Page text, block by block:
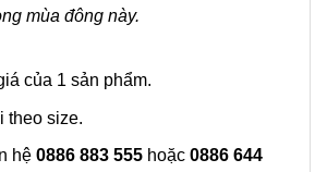
mùa đông này.
của 1 sản phẩm.
theo size.
hệ 0886 883 555hoặc 0886 644